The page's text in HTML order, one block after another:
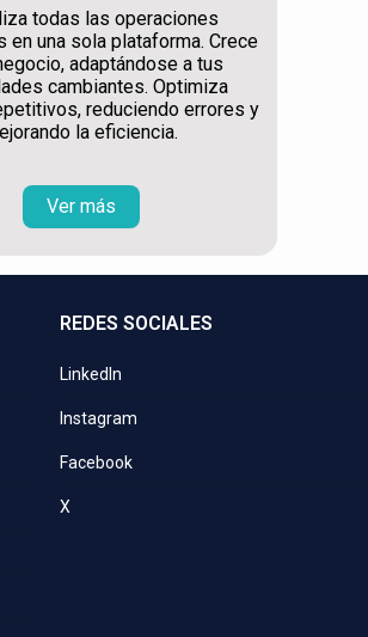
todas las operaciones
en una sola plataforma. Crece
adaptándose a tus
cambiantes. Optimiza
reduciendo errores y
la eficiencia.
Ver más
REDES SOCIALES
LinkedIn
Instagram
Facebook
X